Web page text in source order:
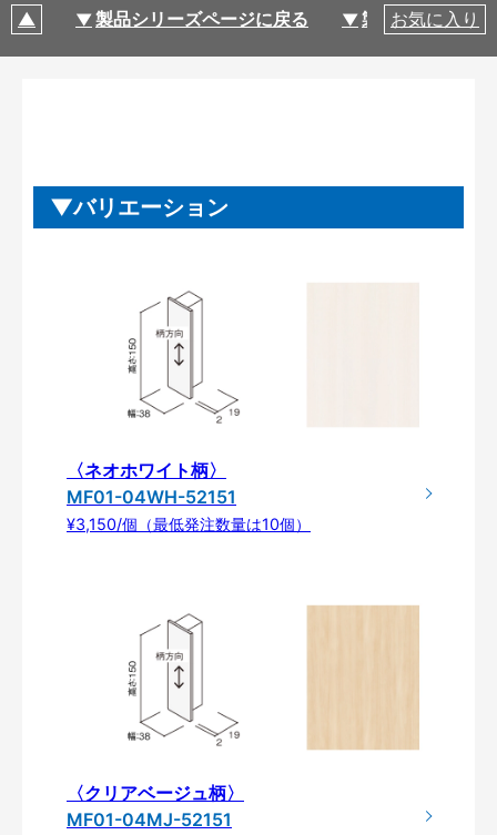
製品シリーズページに戻る 製品仕様
お気に入り
バリエーション
〈ネオホワイト柄〉
MF01-04WH-52151
¥3,150/個（最低発注数量は10個）
〈クリアベージュ柄〉
MF01-04MJ-52151